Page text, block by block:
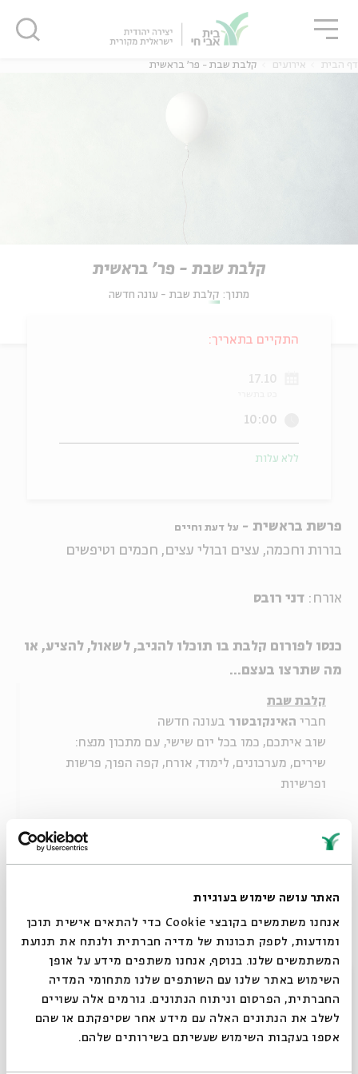
האתר עושה שימוש בעוגיות
אנחנו משתמשים בקובצי Cookie כדי להתאים אישית תוכן
ומודעות, לספק תכונות של מדיה חברתית ולנתח את תנועת
המשתמשים שלנו. בנוסף, אנחנו משתפים מידע על אופן
השימוש באתר שלנו עם השותפים שלנו מתחומי המדיה
החברתית, הפרסום וניתוח הנתונים. גורמים אלה עשויים
לשלב את הנתונים האלה עם מידע אחר שסיפקתם או שהם
אספו בעקבות השימוש שעשיתם בשירותים שלהם.
דף הבית אירועים קלבת שבת - פר' בראשית
קלבת שבת - פר' בראשית
מתוך: קלבת שבת - עונה חדשה
פרשת בראשית - על דעת וחיים
בורות וחכמה, עצים ובולי עצים, חכמים וטיפשים
אורח: דני רובס
כנסו לפורום קלבת בו תוכלו להגיב, לשאול, להציע, או
מה שתרצו בעצם...
קלבת שבת
חברי האינקובטור בעונה חדשה
שוב איתכם, כמו בכל יום שישי, עם מתכון מנצח:
שירים, מערכונים, לימוד, אורח, קפה הפוך, פרשות
ופרשיות
רוצים עוד? הכנסו
שיתוף הוספה ליומן
התקיים בתאריך:
17.10
10:00
ללא עלות
סגור
סגור